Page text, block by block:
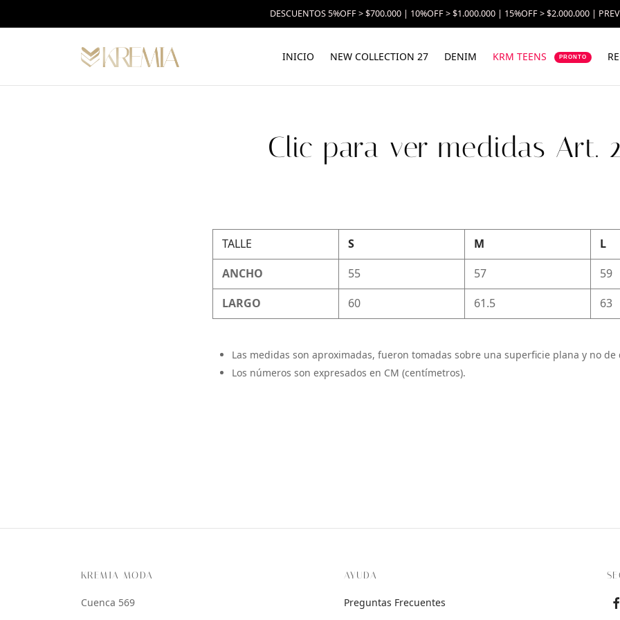
DESCUENTOS 5%OFF > $700.000 | 10%OFF > $1.000.000 | 15%OFF > $2.000.000 |
INICIO NEW COLLECTION 27 DENIM KRM TEENS PRONTO
Clic para ver medidas Art.
TALLE S M
L
ANCHO
55 57
59
LARGO
60 61.5 63
Las medidas son aproximadas, fueron tomadas sobre una superficie plana y no de
Los números son expresados en CM (centímetros).
KREMIA MODA
Cuenca 569
AYUDA
Preguntas Frecuentes